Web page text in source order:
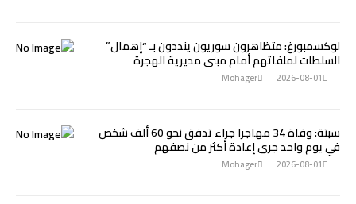
لوكسمبورغ: متظاهرون سوريون ينددون بـ “إهمال”
السلطات لملفاتهم أمام مبنى مديرية الهجرة
2026-08-01
Mohager
سبتة: وفاة 34 مهاجرا جراء تدفق نحو 60 ألف شخص
في يوم واحد جرى إعادة أكثر من نصفهم
2026-08-01
Mohager